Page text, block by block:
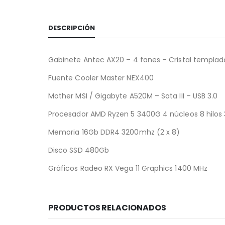
DESCRIPCIÓN
Gabinete Antec AX20 – 4 fanes – Cristal
Fuente Cooler Master NEX400
Mother MSI / Gigabyte A520M – Sata III – USB 3.0
Procesador AMD Ryzen 5 3400G 4 núcleos 8 hilos
Memoria 16Gb DDR4 3200mhz (2 x 8)
Disco SSD 480Gb
Gráficos Radeo RX Vega 11 Graphics 1400 MHz
PRODUCTOS RELACIONADOS